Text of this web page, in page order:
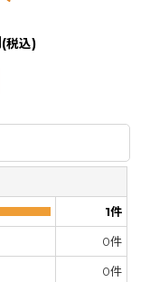
(税込)
1件
0件
0件